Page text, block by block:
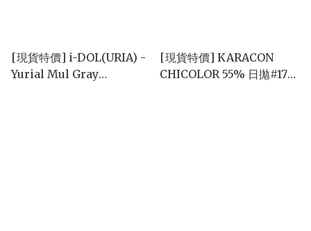
[現貨特價] i-DOL(URIA) -
Yurial Mul Gray
[現貨特價] KARACON
CHICOLOR 55% 日拋#17